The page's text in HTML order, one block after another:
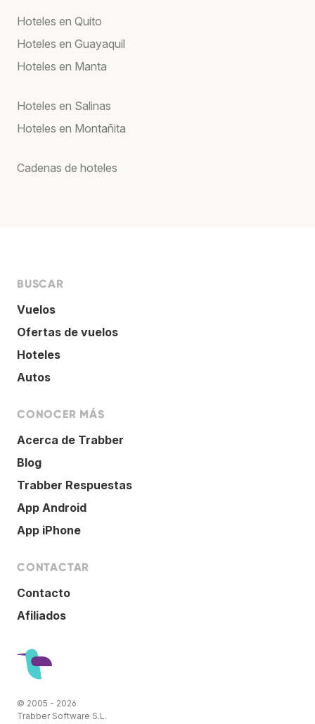
Hoteles en Quito
Hoteles en Guayaquil
Hoteles en Manta
Hoteles en Salinas
Hoteles en Montañita
Cadenas de hoteles
BUSCAR
Vuelos
Ofertas de vuelos
Hoteles
Autos
CONOCER MÁS
Acerca de Trabber
Blog
Trabber Respuestas
App Android
App iPhone
CONTACTAR
Contacto
Afiliados
© 2005 - 2026
Trabber Software S.L.